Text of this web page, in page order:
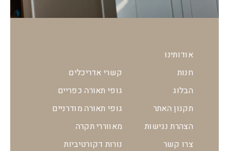
אודותינו
חנות
הבלוג
תקנון האתר
הצהרת נגישות
צרו קשר
קשרי אדריכלים
גופי תאורה כפריים
גופי תאורה מודרניים
מאווררי תקרה
נורות דקורטיביות